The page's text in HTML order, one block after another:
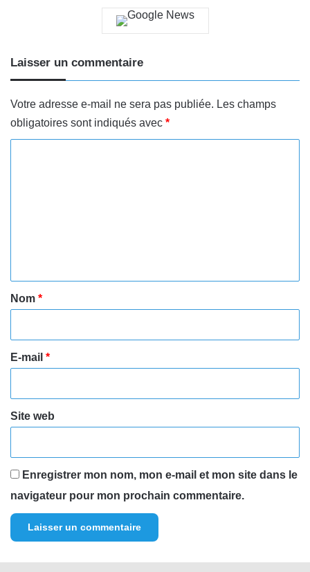
Laisser un commentaire
Votre adresse e-mail ne sera pas publiée. Les champs
obligatoires sont indiqués avec *
a
r
e
Nom *
E-mail *
Site web
Enregistrer mon nom, mon e-mail et mon site dans le
navigateur pour mon prochain commentaire.